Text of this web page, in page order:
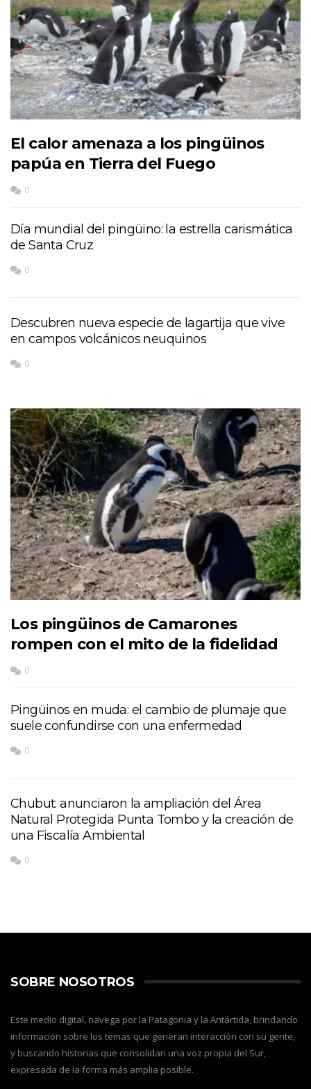
El calor amenaza a los pingüinos
papúa en Tierra del Fuego
0
Día mundial del pingüino: la estrella carismática
de Santa Cruz
0
Descubren nueva especie de lagartija que vive
en campos volcánicos neuquinos
0
Los pingüinos de Camarones
rompen con el mito de la fidelidad
0
Pingüinos en muda: el cambio de plumaje que
suele confundirse con una enfermedad
0
Chubut: anunciaron la ampliación del Área
Natural Protegida Punta Tombo y la creación de
una Fiscalía Ambiental
0
SOBRE NOSOTROS
Este medio digital, navega por la Patagonia y la Antártida, brindando
información sobre los temas que generan interacción con su gente,
y buscando historias que consolidan una voz propia del Sur,
expresada de la forma más amplia posible.